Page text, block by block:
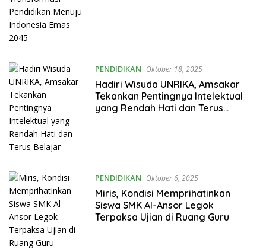
PENDIDIKAN Oktober 18, 2025
Hadiri Wisuda UNRIKA, Amsakar
Tekankan Pentingnya Intelektual
yang Rendah Hati dan Terus
PENDIDIKAN Oktober 6, 2025
Miris, Kondisi Memprihatinkan
Siswa SMK Al-Ansor Legok
Terpaksa Ujian di Ruang Guru